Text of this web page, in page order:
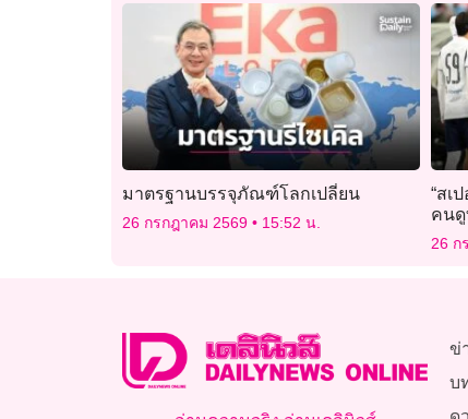
มาตรฐานบรรจุภัณฑ์โลกเปลี่ยน
26 กรกฎาคม 2569 15:52 น.
“สเ
คน
26 ก
ข่
บ